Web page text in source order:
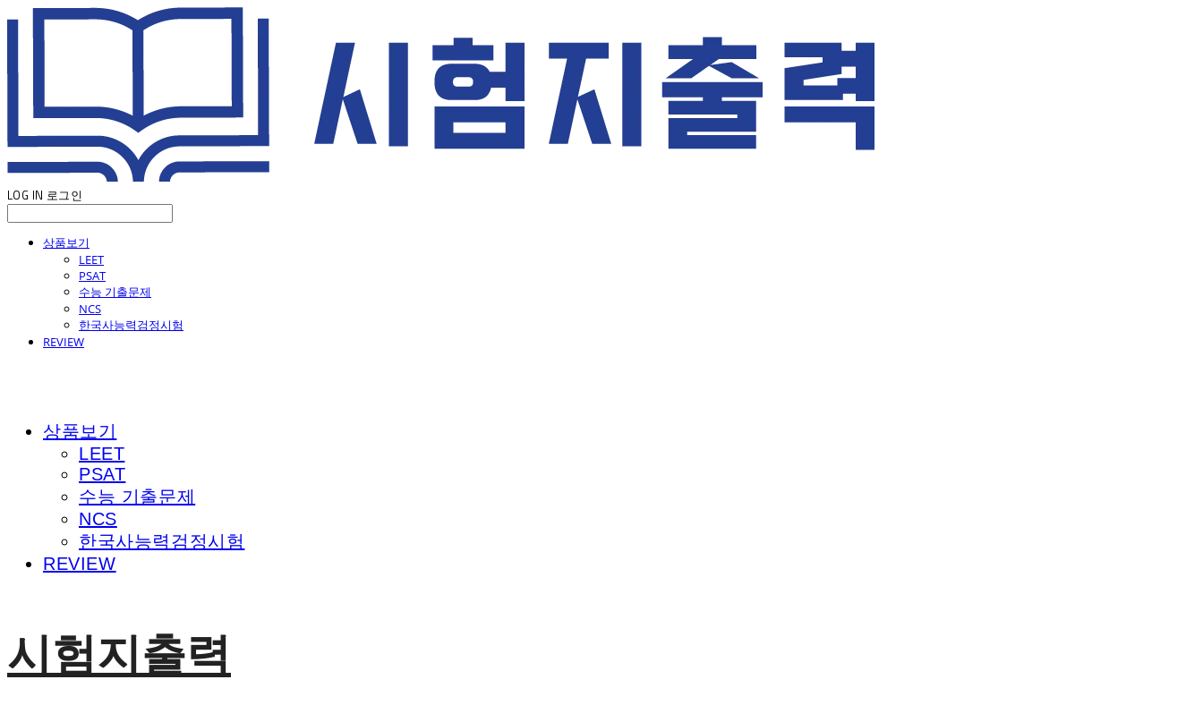
LOG IN 로그인
상품보기
LEET
PSAT
수능 기출문제
NCS
한국사능력검정시험
REVIEW
상품보기
LEET
PSAT
수능 기출문제
NCS
한국사능력검정시험
REVIEW
시험지출력